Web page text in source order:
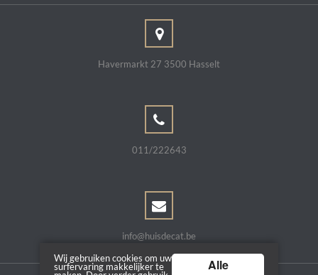
Havermarkt 27 3500 Hasselt
011/222643
info@huisdecat.be
Wij gebruiken cookies om uw
surfervaring makkelijker te
Alle